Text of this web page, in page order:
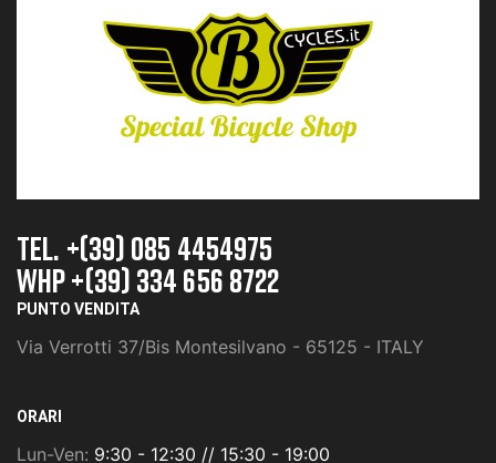
TEL. +(39) 085 4454975
whp +(39) 334 656 8722
PUNTO VENDITA
Via Verrotti 37/Bis Montesilvano - 65125 - ITALY
ORARI
Lun-Ven: 9:30 - 12:30 // 15:30 - 19:00